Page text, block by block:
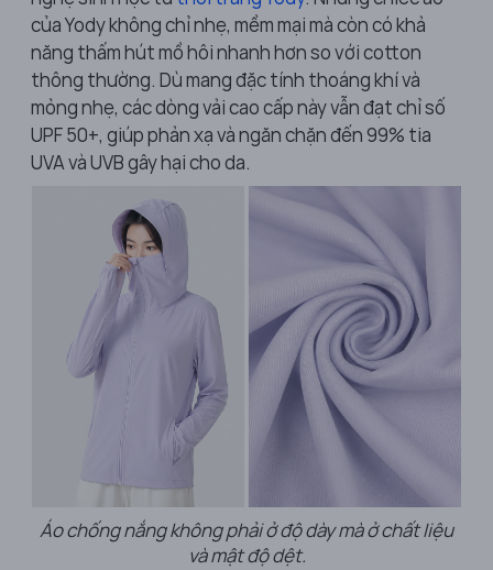
của Yody không chỉ nhẹ, mềm mại mà còn có khả
năng thấm hút mồ hôi nhanh hơn so với cotton
thông thường. Dù mang đặc tính thoáng khí và
mỏng nhẹ, các dòng vải cao cấp này vẫn đạt chỉ số
UPF 50+, giúp phản xạ và ngăn chặn đến 99% tia
UVA và UVB gây hại cho da.
Áo chống nắng không phải ở độ dày mà ở chất liệu
và mật độ dệt.